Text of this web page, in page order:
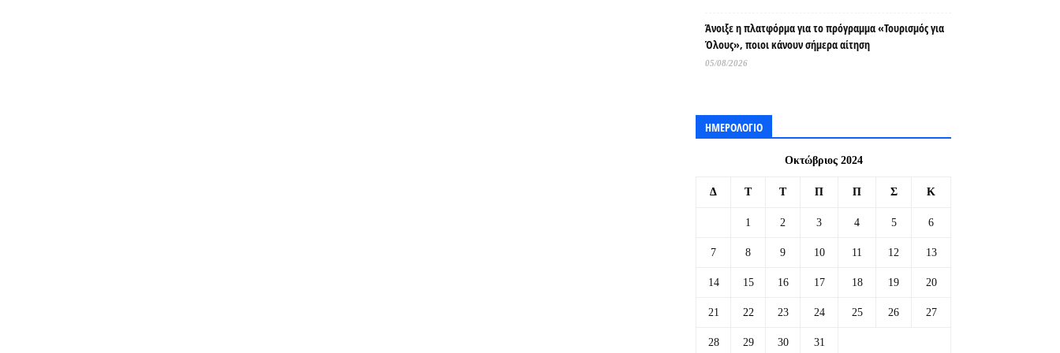
Άνοιξε η πλατφόρμα για το πρόγραμμα «Τουρισμός για
Όλους», ποιοι κάνουν σήμερα αίτηση
05/08/2026
ΗΜΕΡΟΛΟΓΙΟ
Οκτώβριος 2024
Δ Τ Τ Π Π Σ Κ
1 2 3 4 5 6
7 8 9 10 11 12 13
14 15 16 17 18 19 20
21 22 23 24 25 26 27
28 29 30 31